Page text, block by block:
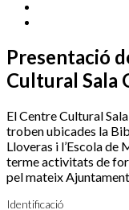
Presentació
Cultural Sala
El Centre Cultural
troben ubicades la
Lloveras i l’Escola de
terme activitats de
pel mateix
Identificació